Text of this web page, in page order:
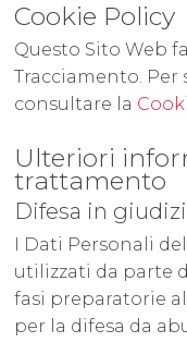
Cookie Policy
Questo Sito Web
Tracciamento. Per
consultare la
Ulteriori
trattamento
Difesa in
I Dati Personali
utilizzati da parte
fasi preparatorie
per la difesa da